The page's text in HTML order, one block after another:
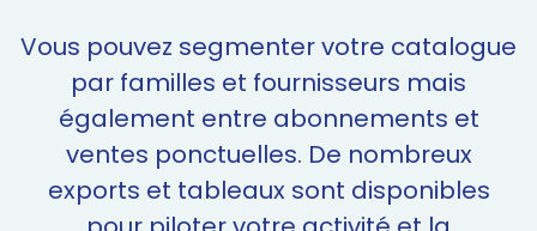
Vous pouvez segmenter votre catalogue
par familles et fournisseurs mais
également entre abonnements et
ventes ponctuelles. De nombreux
exports et tableaux sont disponibles